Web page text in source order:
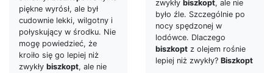
zwykły biszkopt, ale nie
było źle. Szczególnie po
nocy spędzonej w
lodówce. Dlaczego
biszkopt z olejem rośnie
lepiej niż zwykły? Biszkopt
piękne wyrósł, ale był
cudownie lekki, wilgotny i
połyskujący w środku. Nie
mogę powiedzieć, że
kroiło się go lepiej niż
zwykły biszkopt, ale nie